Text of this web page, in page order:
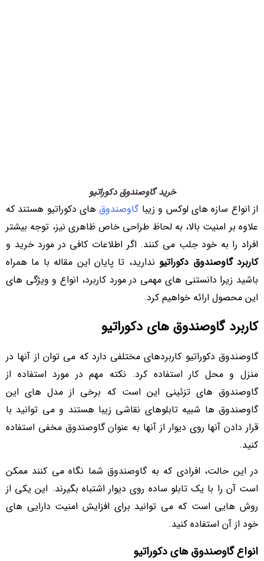
خرید گاوصندوق دکوراتیو
از انواع سازه های لوکس و زیباگاوصندوق های دکوراتیو هستند که
علاوه بر امنیت بالا، به لحاظ طراحی خاص ظاهری نیز، توجه بیشتر
افراد را به خود جلب می کنند. اگر اطلاعات کافی در مورد خرید و
کاربرد گاوصندوق دکوراتیو ندارید، تا پایان این مقاله با ما همراه
باشید زیرا دانستنی های مهمی در مورد کاربرد، انواع و ویژگی های
این محصول ارائه خواهیم کرد.
کاربرد گاوصندوق های دکوراتیو
گاوصندوق دکوراتیو کاربردهای مختلفی دارد که می توان از آنها در
منزل و محل کار استفاده کرد. نکته مهم در مورد استفاده از
گاوصندوق های تزئینی این است که برخی از مدل های این
گاوصندوق ها شبیه تابلوهای نقاشی زیبا هستند و می توانید با
قرار دادن آنها روی دیوار از آنها به عنوان گاوصندوق مخفی استفاده
کنید.
در این حالت، افرادی که به گاوصندوق شما نگاه می کنند ممکن
است آن را با یک تابلو ساده روی دیوار اشتباه بگیرند. این یکی از
روش هایی است که می توانید برای افزایش امنیت دارایی های
خود از آن استفاده کنید.
انواع گاوصندوق های دکوراتیو